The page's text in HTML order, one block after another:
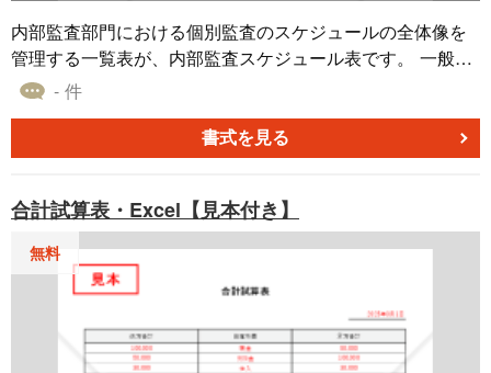
内部監査部門における個別監査のスケジュールの全体像を
管理する一覧表が、内部監査スケジュール表です。 一般に
年間10件以上の個別監査を行う内部監査部門では、複数の
終了状況を把握することが難しくなります。 この点、内部
監査スケジュール表を利用すれば、開始や終了のタイミン
ールの調整依頼や監査の目的、その他の依頼事項などを事
前に通知し、監査をすることの了承を得るためにも作成さ
れます。 本書式は、Wordで作成された内部監査スケジュー
ル表です。 テンプレートは無料でダウンロードをすること
- 件
書式を見る
合計試算表・Excel【見本付き】
無料